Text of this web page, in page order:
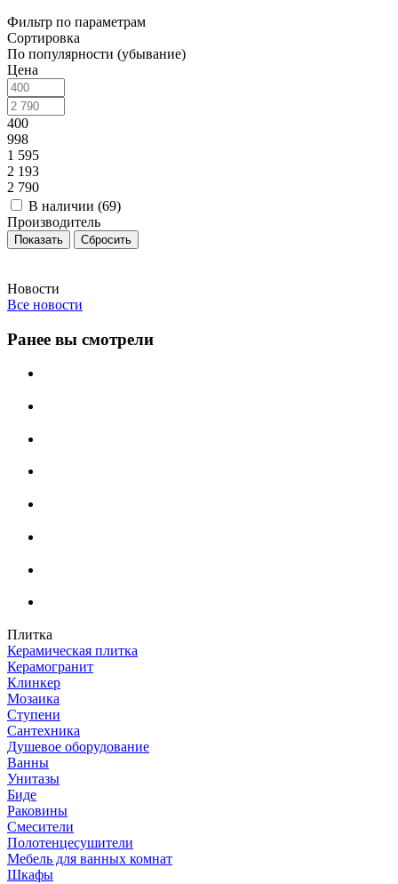
Фильтр по параметрам
Сортировка
По популярности (убывание)
Цена
400
998
1 595
2 193
2 790
В наличии (69)
Производитель
Сбросить
Новости
Все новости
Ранее вы смотрели
Плитка
Керамическая плитка
Керамогранит
Клинкер
Мозаика
Ступени
Сантехника
Душевое оборудование
Ванны
Унитазы
Биде
Раковины
Смесители
Полотенцесушители
Мебель для ванных комнат
Шкафы